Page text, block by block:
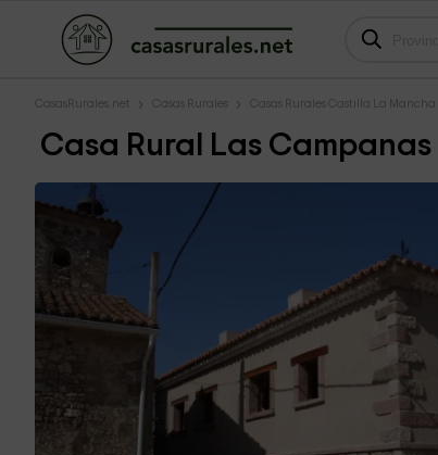
CasasRurales.net Casas Rurales Casas Rurales Castilla La Mancha
Casa Rural Las Campanas